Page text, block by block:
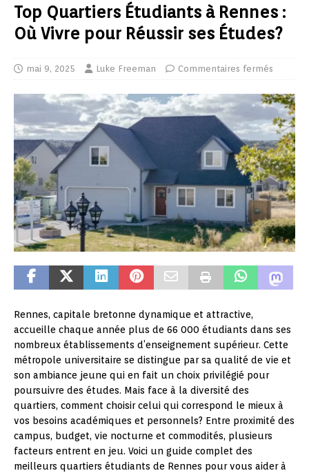
Top Quartiers Étudiants à Rennes :
Où Vivre pour Réussir ses Études?
mai 9, 2025 Luke Freeman Commentaires fermés
Rennes, capitale bretonne dynamique et attractive,
accueille chaque année plus de 66 000 étudiants dans ses
nombreux établissements d’enseignement supérieur. Cette
métropole universitaire se distingue par sa qualité de vie et
son ambiance jeune qui en fait un choix privilégié pour
poursuivre des études. Mais face à la diversité des
quartiers, comment choisir celui qui correspond le mieux à
vos besoins académiques et personnels? Entre proximité des
campus, budget, vie nocturne et commodités, plusieurs
facteurs entrent en jeu. Voici un guide complet des
meilleurs quartiers étudiants de Rennes pour vous aider à